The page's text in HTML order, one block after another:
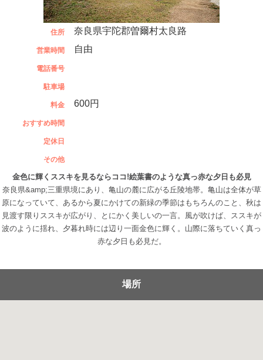
住所 奈良県宇陀郡曽爾村太良路
営業時間 自由
電話番号
駐車場
料金 600円
おすすめ時間
定休日
その他
金色に輝くススキを見るならココ!絵葉書のような真っ赤な夕日も必見
奈良県&amp;三重県境にあり、亀山の麓に広がる丘陵地帯。亀山は全体が草
原になっていて、あるから夏にかけての新緑の季節はもちろんのこと、秋は
見渡す限りススキが広がり、とにかく美しいの一言。風が吹けば、ススキが
波のように揺れ、夕暮れ時には辺り一面金色に輝く。山際に落ちていく真っ
赤な夕日も必見だ。
場所